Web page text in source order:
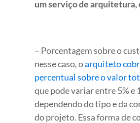
um serviço de arquitetura,
– Porcentagem sobre o
nesse caso, oarquiteto
percentual sobre o valor
que pode variar entre 5% e
dependendo do tipo e da
do projeto. Essa forma de